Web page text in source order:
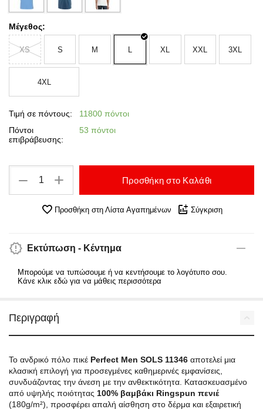
Μέγεθος:
XS S M L XL XXL 3XL
4XL
Τιμή σε πόντους:
11800 πόντοι
Πόντοι
επιβράβευσης:
53 πόντοι
+
− Προσθήκη στο Καλάθι
Προσθήκη στη Λίστα Αγαπημένων Σύγκριση
Εκτύπωση - Κέντημα
Μπορούμε να τυπώσουμε ή να κεντήσουμε το λογότυπο σου.
Κάνε κλικ εδώ για να μάθεις περισσότερα
Περιγραφή
Το ανδρικό πόλο πικέ Perfect Men SOLS 11346 αποτελεί μια
κλασική επιλογή για προσεγμένες καθημερινές εμφανίσεις,
συνδυάζοντας την άνεση με την ανθεκτικότητα. Κατασκευασμένο
από υψηλής ποιότητας 100% βαμβάκι Ringspun πενιέ
(180g/m²), προσφέρει απαλή αίσθηση στο δέρμα και εξαιρετική